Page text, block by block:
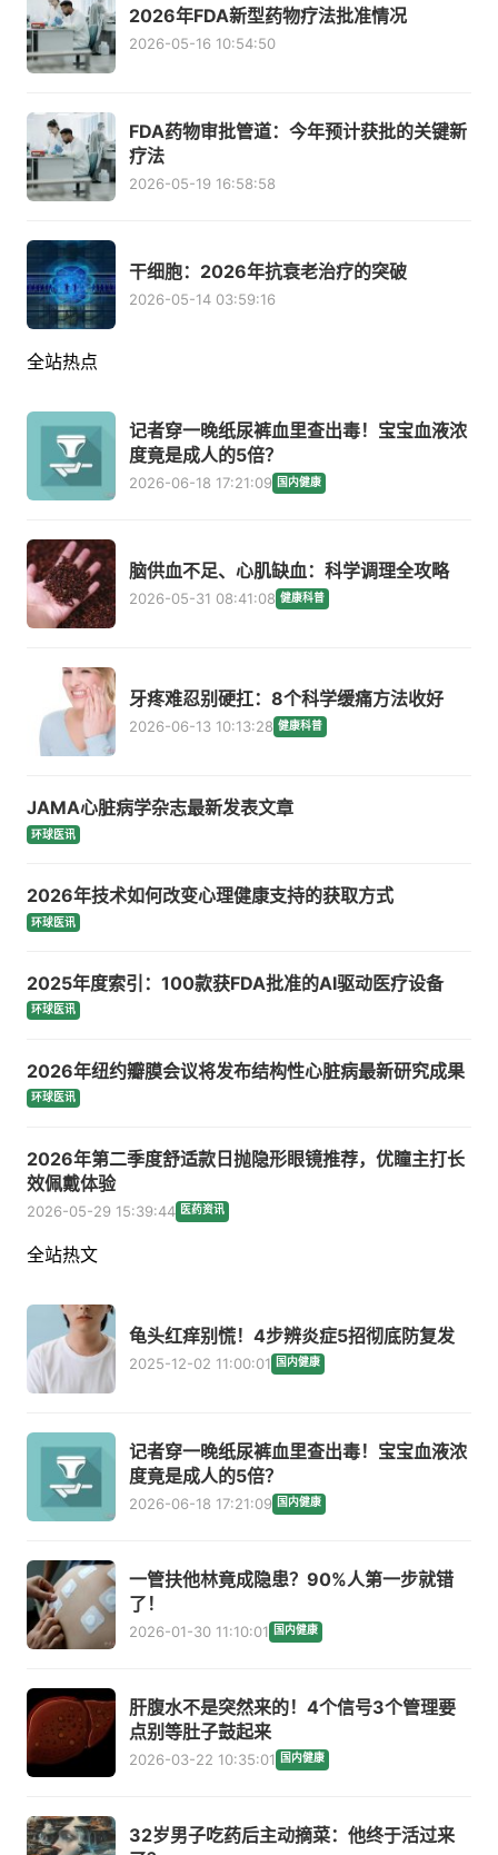
2026年FDA新型药物疗法批准情况
2026-05-16 10:54:50
FDA药物审批管道：今年预计获批的关键新
疗法
2026-05-19 16:58:58
干细胞：2026年抗衰老治疗的突破
2026-05-14 03:59:16
全站热点
记者穿一晚纸尿裤血里查出毒！宝宝血液浓
度竟是成人的5倍？
2026-06-18 17:21:09 国内健康
脑供血不足、心肌缺血：科学调理全攻略
2026-05-31 08:41:08 健康科普
牙疼难忍别硬扛：8个科学缓痛方法收好
2026-06-13 10:13:28 健康科普
JAMA心脏病学杂志最新发表文章
环球医讯
2026年技术如何改变心理健康支持的获取方式
环球医讯
2025年度索引：100款获FDA批准的AI驱动医疗设备
环球医讯
2026年纽约瓣膜会议将发布结构性心脏病最新研究成果
环球医讯
2026年第二季度舒适款日抛隐形眼镜推荐，优瞳主打长
效佩戴体验
2026-05-29 15:39:44 医药资讯
全站热文
龟头红痒别慌！4步辨炎症5招彻底防复发
2025-12-02 11:00:01 国内健康
记者穿一晚纸尿裤血里查出毒！宝宝血液浓
度竟是成人的5倍？
2026-06-18 17:21:09 国内健康
一管扶他林竟成隐患？90%人第一步就错
了！
2026-01-30 11:10:01 国内健康
肝腹水不是突然来的！4个信号3个管理要
点别等肚子鼓起来
2026-03-22 10:35:01 国内健康
32岁男子吃药后主动摘菜：他终于活过来